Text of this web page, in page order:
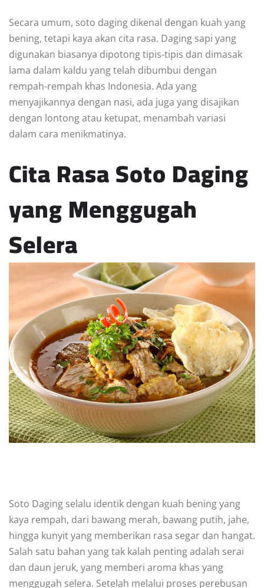
Secara umum, soto daging dikenal dengan kuah yang
bening, tetapi kaya akan cita rasa. Daging sapi yang
digunakan biasanya dipotong tipis-tipis dan dimasak
lama dalam kaldu yang telah dibumbui dengan
rempah-rempah khas Indonesia. Ada yang
menyajikannya dengan nasi, ada juga yang disajikan
dengan lontong atau ketupat, menambah variasi
dalam cara menikmatinya.
Cita Rasa Soto Daging
yang Menggugah
Selera
Soto Daging selalu identik dengan kuah bening yang
kaya rempah, dari bawang merah, bawang putih, jahe,
hingga kunyit yang memberikan rasa segar dan hangat.
Salah satu bahan yang tak kalah penting adalah serai
dan daun jeruk, yang memberi aroma khas yang
menggugah selera. Setelah melalui proses perebusan